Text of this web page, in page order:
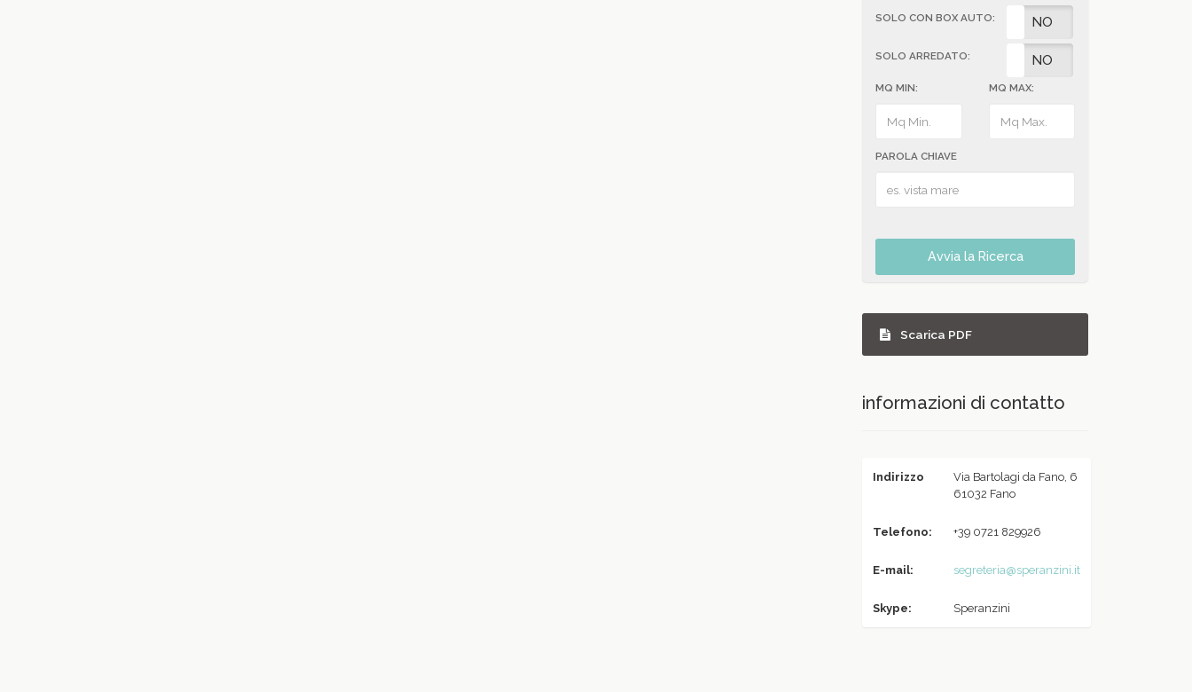
SOLO CON BOX AUTO:
SI NO
SOLO ARREDATO:SI NO
MQ MIN: MQ MAX:
PAROLA CHIAVE
Avvia la Ricerca
Scarica PDF
informazioni di contatto
Indirizzo
Via Bartolagi da Fano, 6
61032 Fano
Telefono: +39 0721 829926
E-mail: segreteria@speranzini.it
Skype: Speranzini